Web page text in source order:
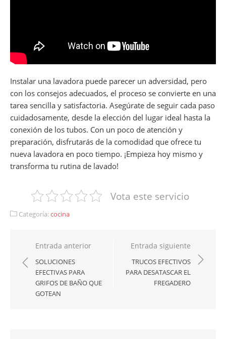
Instalar una lavadora puede parecer un adversidad, pero
con los consejos adecuados, el proceso se convierte en una
tarea sencilla y satisfactoria. Asegúrate de seguir cada paso
cuidadosamente, desde la elección del lugar ideal hasta la
conexión de los tubos. Con un poco de atención y
preparación, disfrutarás de la comodidad que ofrece tu
nueva lavadora en poco tiempo. ¡Empieza hoy mismo y
transforma tu rutina de lavado!
Vota este servicio
Categoría:cocina
Navegación
de
entradas
Entrada anterior
SOLUCIONES
EFECTIVAS PARA
GRIFOS DE BAÑO QUE
GOTEAN
Entrada siguiente
TRUCOS EFECTIVOS
PARA DESATASCAR EL
FREGADERO